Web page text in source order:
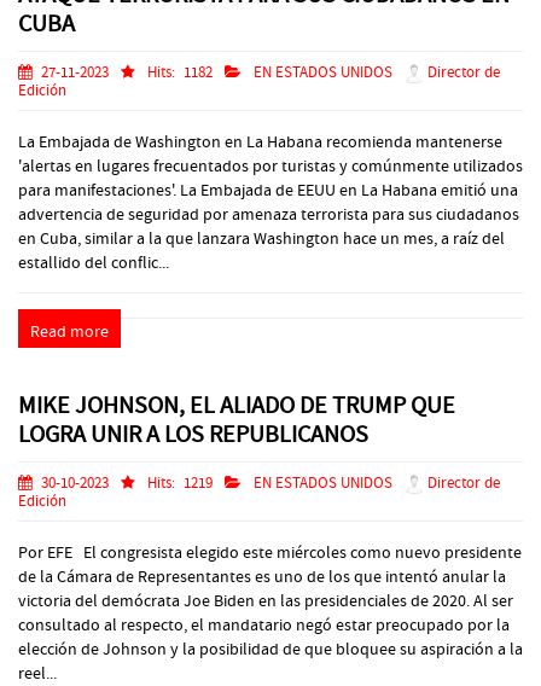
CUBA
27-11-2023 Hits: 1182 EN ESTADOS UNIDOS
Director de
Edición
La Embajada de Washington en La Habana recomienda mantenerse
'alertas en lugares frecuentados por turistas y comúnmente utilizados
para manifestaciones'. La Embajada de EEUU en La Habana emitió una
advertencia de seguridad por amenaza terrorista para sus ciudadanos
en Cuba, similar a la que lanzara Washington hace un mes, a raíz del
estallido del conflic...
Read more
MIKE JOHNSON, EL ALIADO DE TRUMP QUE
LOGRA UNIR A LOS REPUBLICANOS
30-10-2023 Hits: 1219 EN ESTADOS UNIDOS
Director de
Edición
Por EFE El congresista elegido este miércoles como nuevo presidente
de la Cámara de Representantes es uno de los que intentó anular la
victoria del demócrata Joe Biden en las presidenciales de 2020. Al ser
consultado al respecto, el mandatario negó estar preocupado por la
elección de Johnson y la posibilidad de que bloquee su aspiración a la
reel...